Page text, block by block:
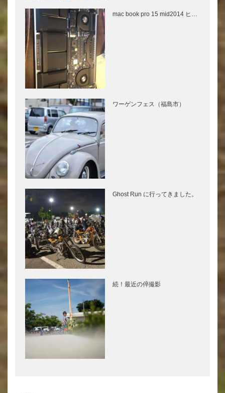
mac book pro 15 mid2014 ヒ…
ワーゲンフェス（福島市）
Ghost Run に行ってきました。
続！最近の倅撮影